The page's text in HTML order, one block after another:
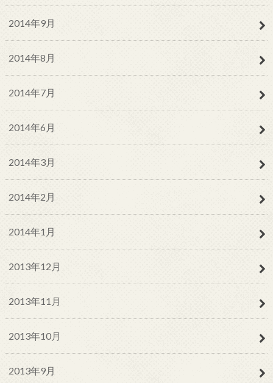
2014年9月
2014年8月
2014年7月
2014年6月
2014年3月
2014年2月
2014年1月
2013年12月
2013年11月
2013年10月
2013年9月